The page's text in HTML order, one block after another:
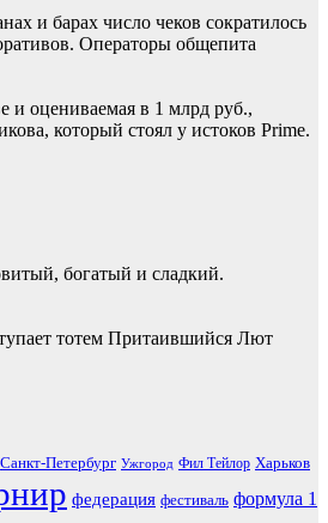
и барах число чеков сократилось
Операторы общепита
и оцениваемая в 1 млрд руб.,
который стоял у истоков Prime.
богатый и сладкий.
тотем Притаившийся Лют
Санкт-Петербург Ужгород Фил Тейлор Харьков
федерация фестиваль формула 1